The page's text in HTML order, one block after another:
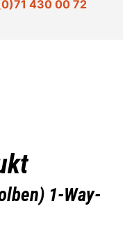
430 00 72
1-Way-